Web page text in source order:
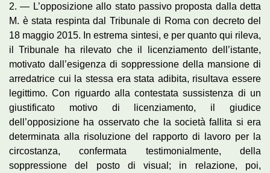
2. — L’opposizione allo stato passivo proposta dalla detta
M. è stata respinta dal Tribunale di Roma con decreto del
18 maggio 2015. In estrema sintesi, e per quanto qui rileva,
il Tribunale ha rilevato che il licenziamento dell’istante,
motivato dall’esigenza di soppressione della mansione di
arredatrice cui la stessa era stata adibita, risultava essere
legittimo. Con riguardo alla contestata sussistenza di un
giustificato motivo di licenziamento, il giudice
dell’opposizione ha osservato che la società fallita si era
determinata alla risoluzione del rapporto di lavoro per la
circostanza, confermata testimonialmente, della
soppressione del posto di visual; in relazione, poi,